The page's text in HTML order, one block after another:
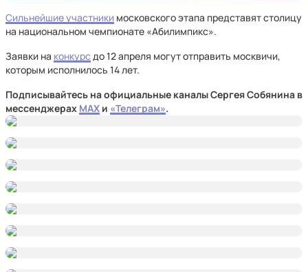
Сильнейшие участники московского этапа представят столицу
на национальном чемпионате «Абилимпикс».
Заявки на конкурс до 12 апреля могут отправить москвичи,
которым исполнилось 14 лет.
Подписывайтесь на официальные каналы Сергея Собянина в
мессенджерах MAX и «Телеграм».